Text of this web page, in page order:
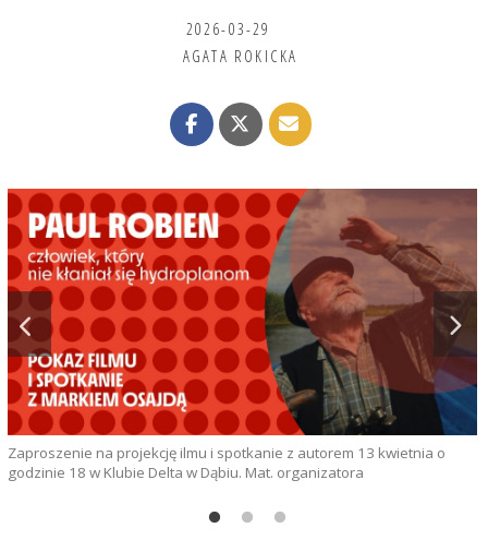
2026-03-29
AGATA ROKICKA
Zaproszenie na projekcję ilmu i spotkanie z autorem 13 kwietnia o
godzinie 18 w Klubie Delta w Dąbiu. Mat. organizatora